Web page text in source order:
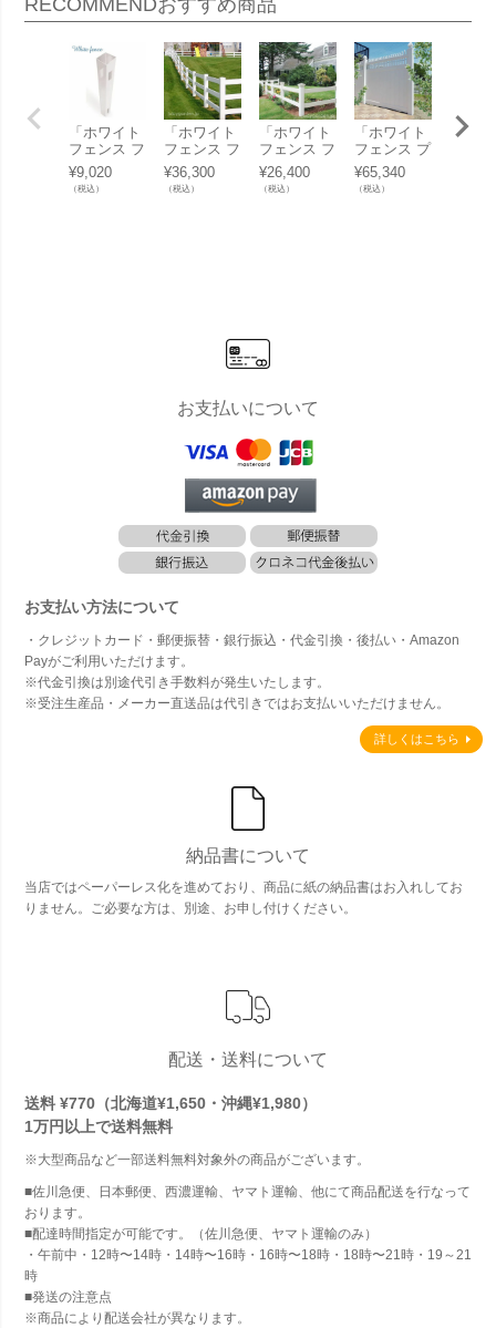
「ホワイト
フェンス フ
ァーム2型
用ポスト」
¥9,020
（税込）
「ホワイト
フェンス フ
ァーム3
型」
¥36,300
（税込）
「ホワイト
フェンス フ
ァーム2
型」
¥26,400
（税込）
「ホワイト
フェンス プ
ライバシー
2型」
¥65,340
（税込）
「ホ
お支払いについて
お支払い方法について
・クレジットカード・郵便振替・銀行振込・代金引換・後払い・Amazon
Payがご利用いただけます。
※代金引換は別途代引き手数料が発生いたします。
※受注生産品・メーカー直送品は代引きではお支払いいただけません。
詳しくはこちら
納品書について
当店ではペーパーレス化を進めており、商品に紙の納品書はお入れしてお
りません。ご必要な方は、別途、お申し付けください。
配送・送料について
送料 ¥770（北海道¥1,650・沖縄¥1,980）
1万円以上で送料無料
※大型商品など一部送料無料対象外の商品がございます。
■佐川急便、日本郵便、西濃運輸、ヤマト運輸、他にて商品配送を行なって
おります。
■配達時間指定が可能です。（佐川急便、ヤマト運輸のみ）
・午前中・12時〜14時・14時〜16時・16時〜18時・18時〜21時・19～21
時
■発送の注意点
※商品により配送会社が異なります。